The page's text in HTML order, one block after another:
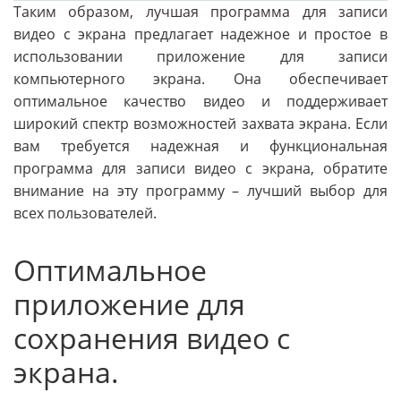
Таким образом, лучшая программа для записи
видео с экрана предлагает надежное и простое в
использовании приложение для записи
компьютерного экрана. Она обеспечивает
оптимальное качество видео и поддерживает
широкий спектр возможностей захвата экрана. Если
вам требуется надежная и функциональная
программа для записи видео с экрана, обратите
внимание на эту программу – лучший выбор для
всех пользователей.
Оптимальное
приложение для
сохранения видео с
экрана.